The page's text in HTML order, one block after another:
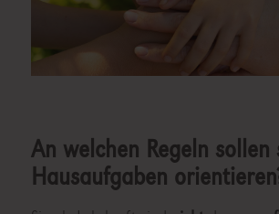
An welchen Regeln sollen
Hausaufgaben